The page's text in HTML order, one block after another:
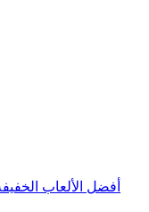
أفضل الألعاب